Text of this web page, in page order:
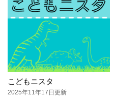
こどもニスタ
2025年11年17日更新